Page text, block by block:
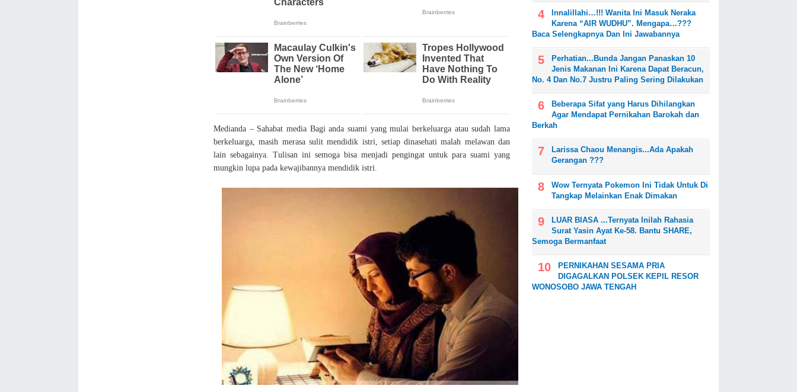
Medianda – Sahabat media Bagi anda suami yang mulai berkeluarga atau sudah lama
berkeluarga, masih merasa sulit mendidik istri, setiap dinasehati malah melawan dan
lain sebagainya. Tulisan ini semoga bisa menjadi pengingat untuk para suami yang
mungkin lupa pada kewajibannya mendidik istri.
Innalillahi…!!! Wanita Ini Masuk Neraka
Karena “AIR WUDHU”. Mengapa…???
Baca Selengkapnya Dan Ini Jawabannya
Perhatian...Bunda Jangan Panaskan 10
Jenis Makanan Ini Karena Dapat Beracun,
No. 4 Dan No.7 Justru Paling Sering Dilakukan
Beberapa Sifat yang Harus Dihilangkan
Agar Mendapat Pernikahan Barokah dan
Berkah
Larissa Chaou Menangis...Ada Apakah
Gerangan ???
Wow Ternyata Pokemon Ini Tidak Untuk Di
Tangkap Melainkan Enak Dimakan
LUAR BIASA ...Ternyata Inilah Rahasia
Surat Yasin Ayat Ke-58. Bantu SHARE,
Semoga Bermanfaat
PERNIKAHAN SESAMA PRIA
DIGAGALKAN POLSEK KEPIL RESOR
WONOSOBO JAWA TENGAH